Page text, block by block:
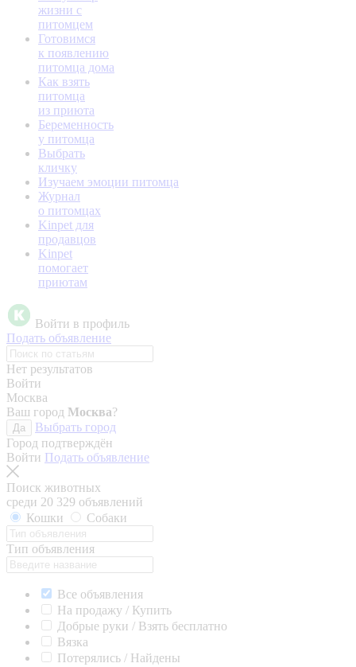
жизни с
питомцем
Готовимся
к появлению
питомца дома
Как взять
питомца
из приюта
Беременность
у питомца
Выбрать
кличку
Изучаем эмоции питомца
Журнал
о питомцах
Kinpet для
продавцов
Kinpet
помогает
приютам
Войти в профиль
Подать объявление
Нет результатов
Войти
Москва
Ваш город Москва?
Да
Выбрать город
Город подтверждён
Войти Подать объявление
Поиск животных
среди 20 329 объявлений
Кошки
Собаки
Тип объявления
Все объявления
На продажу / Купить
Добрые руки / Взять бесплатно
Вязка
Потерялись / Найдены